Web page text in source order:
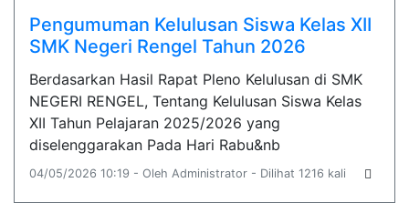
Pengumuman Kelulusan Siswa Kelas XII
SMK Negeri Rengel Tahun 2026
Berdasarkan Hasil Rapat Pleno Kelulusan di SMK
NEGERI RENGEL, Tentang Kelulusan Siswa Kelas
XII Tahun Pelajaran 2025/2026 yang
diselenggarakan Pada Hari Rabu&nb
04/05/2026 10:19 - Oleh Administrator - Dilihat 1216 kali